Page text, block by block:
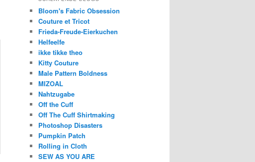
Bloom's Fabric Obsession
Couture et Tricot
Frieda-Freude-Eierkuchen
Helfeelfe
ikke tikke theo
Kitty Couture
Male Pattern Boldness
MIZOAL
Nahtzugabe
Off the Cuff
Off The Cuff Shirtmaking
Photoshop Disasters
Pumpkin Patch
Rolling in Cloth
SEW AS YOU ARE